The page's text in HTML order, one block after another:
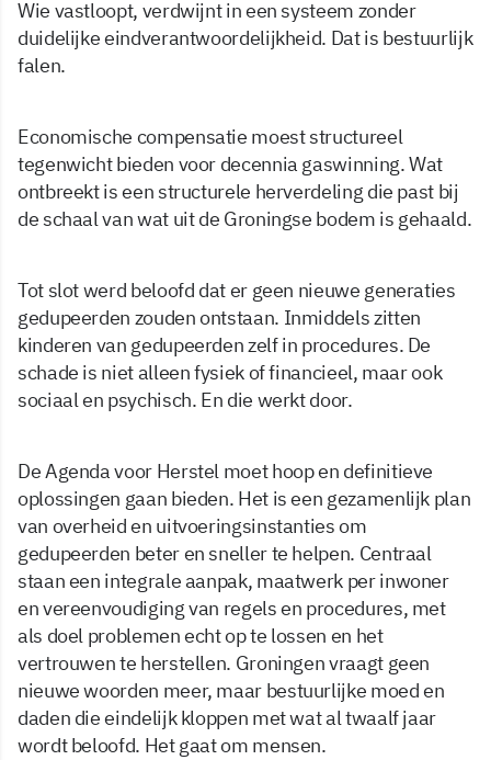
Wie vastloopt, verdwijnt in een systeem zonder
duidelijke eindverantwoordelijkheid. Dat is bestuurlijk
falen.
Economische compensatie moest structureel
tegenwicht bieden voor decennia gaswinning. Wat
ontbreekt is een structurele herverdeling die past bij
de schaal van wat uit de Groningse bodem is gehaald.
Tot slot werd beloofd dat er geen nieuwe generaties
gedupeerden zouden ontstaan. Inmiddels zitten
kinderen van gedupeerden zelf in procedures. De
schade is niet alleen fysiek of financieel, maar ook
sociaal en psychisch. En die werkt door.
De Agenda voor Herstel moet hoop en definitieve
oplossingen gaan bieden. Het is een gezamenlijk plan
van overheid en uitvoeringsinstanties om
gedupeerden beter en sneller te helpen. Centraal
staan een integrale aanpak, maatwerk per inwoner
en vereenvoudiging van regels en procedures, met
als doel problemen echt op te lossen en het
vertrouwen te herstellen. Groningen vraagt geen
nieuwe woorden meer, maar bestuurlijke moed en
daden die eindelijk kloppen met wat al twaalf jaar
wordt beloofd. Het gaat om mensen.